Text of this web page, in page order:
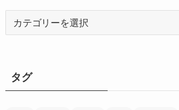
ータグ